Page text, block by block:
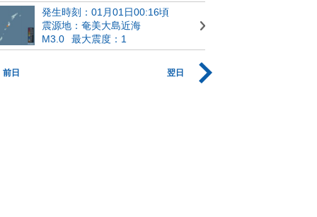
発生時刻：01月01日00:16頃
震源地：奄美大島近海
M3.0
最大震度：1
前日 翌日